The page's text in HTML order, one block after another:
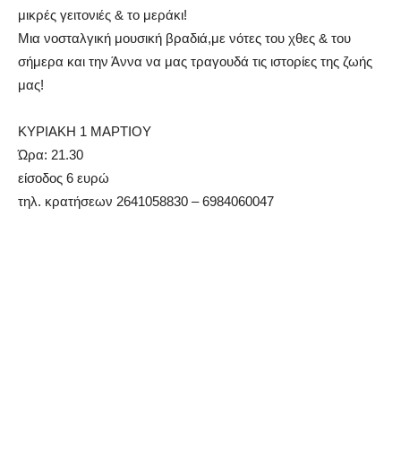
μικρές γειτονιές & το μεράκι!
Μια νοσταλγική μουσική βραδιά,με νότες του χθες & του
σήμερα και την Άννα να μας τραγουδά τις ιστορίες της ζωής
μας!
ΚΥΡΙΑΚΗ 1 ΜΑΡΤΙΟΥ
Ώρα: 21.30
είσοδος 6 ευρώ
τηλ. κρατήσεων 2641058830 – 6984060047